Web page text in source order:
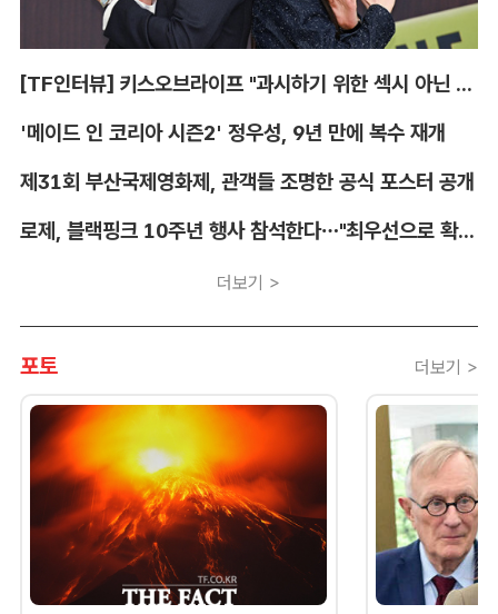
[TF인터뷰] 키스오브라이프 "과시하기 위한 섹시 아닌 당당함"
'메이드 인 코리아 시즌2' 정우성, 9년 만에 복수 재개
제31회 부산국제영화제, 관객들 조명한 공식 포스터 공개
로제, 블랙핑크 10주년 행사 참석한다…"최우선으로 확정"
더보기 >
포토 더보기 >